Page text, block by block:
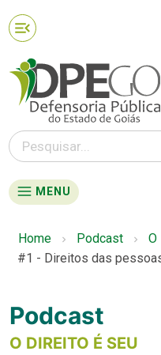
MENU
Home Podcast
O
#1 - Direitos das
Podcast
O DIREITO É SEU